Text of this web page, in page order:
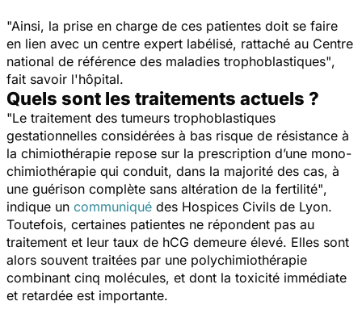
"Ainsi, la prise en charge de ces patientes doit se faire
en lien avec un centre expert labélisé, rattaché au Centre
national de référence des maladies trophoblastiques",
fait savoir l'hôpital.
Quels sont les traitements actuels ?
"Le traitement des tumeurs trophoblastiques
gestationnelles considérées à bas risque de résistance à
la chimiothérapie repose sur la prescription d’une mono-
chimiothérapie qui conduit, dans la majorité des cas, à
une guérison complète sans altération de la fertilité",
indique un communiqué des Hospices Civils de Lyon.
Toutefois, certaines patientes ne répondent pas au
traitement et leur taux de hCG demeure élevé. Elles sont
alors souvent traitées par une polychimiothérapie
combinant cinq molécules, et dont la toxicité immédiate
et retardée est importante.